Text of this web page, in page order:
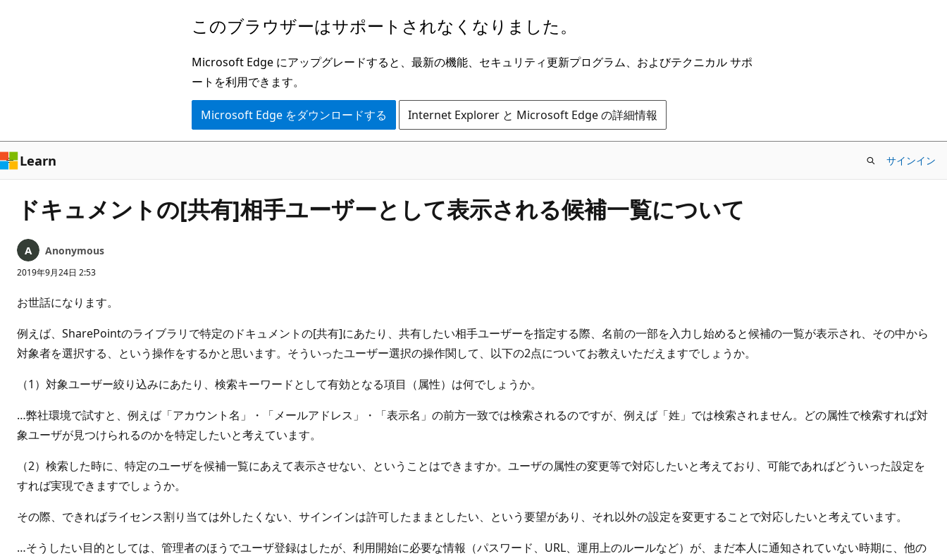
ン
ツ
に
ッ
プ
このブラウザーはサポートされなくなりました。
Microsoft Edge にアップグレードすると、最新の機能、セキュリティ更新プログラム、およびテクニカル サポ
ートを利用できます。
Microsoft Edge をダウンロードする Internet Explorer と Microsoft Edge の詳細情報
Learn サインイン
ドキュメントの[共有]相手ユーザーとして表示される候補一覧について
Anonymous
2019年9月24日 2:53
お世話になります。
例えば、SharePointのライブラリで特定のドキュメントの[共有]にあたり、共有したい相手ユーザーを指定する際、名前の一部を入力し始めると候補の一覧が表示され、その中から
対象者を選択する、という操作をするかと思います。そういったユーザー選択の操作関して、以下の2点についてお教えいただえますでしょうか。
（1）対象ユーザー絞り込みにあたり、検索キーワードとして有効となる項目（属性）は何でしょうか。
…弊社環境で試すと、例えば「アカウント名」・「メールアドレス」・「表示名」の前方一致では検索されるのですが、例えば「姓」では検索されません。どの属性で検索すれば対
象ユーザが見つけられるのかを特定したいと考えています。
（2）検索した時に、特定のユーザを候補一覧にあえて表示させない、ということはできますか。ユーザの属性の変更等で対応したいと考えており、可能であればどういった設定を
すれば実現できますでしょうか。
その際、できればライセンス割り当ては外したくない、サインインは許可したままとしたい、という要望があり、それ以外の設定を変更することで対応したいと考えています。
…そうしたい目的としては、管理者のほうでユーザ登録はしたが、利用開始に必要な情報（パスワード、URL、運用上のルールなど）が、まだ本人に通知されていない時期に、他の